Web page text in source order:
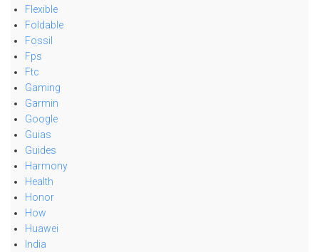
Flexible
Foldable
Fossil
Fps
Ftc
Gaming
Garmin
Google
Guias
Guides
Harmony
Health
Honor
How
Huawei
India